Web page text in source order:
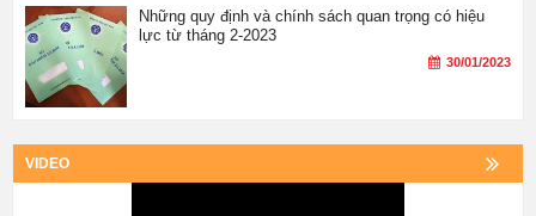
Những quy định và chính sách quan trọng có hiệu
lực từ tháng 2-2023
30/01/2023
VIDEO